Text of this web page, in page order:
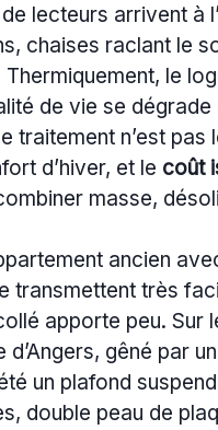
lecteurs arrivent à l’
chaises raclant le
Thermiquement, le
de vie se
traitement n’est pas
d’hiver, et le coût
masse,
ancien
transmettent très
apporte peu. Sur
d’Angers, gêné par
un plafond
double peau de